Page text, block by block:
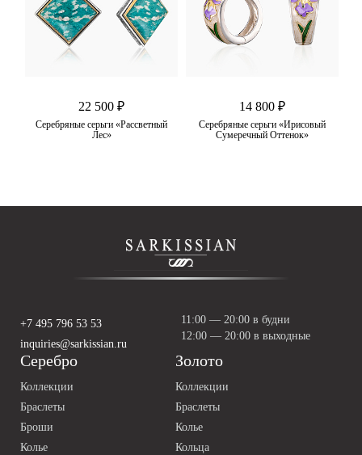
22 500 ₽
Серебряные серьги «Рассветный
Лес»
14 800 ₽
Серебряные серьги «Ирисовый
Сумеречный Оттенок»
Серебро
Коллекции
Браслеты
Броши
Колье
Золото
Коллекции
Браслеты
Колье
Кольца
+7 495 796 53 53
inquiries@sarkissian.ru
11:00 — 20:00 в будни
12:00 — 20:00 в выходные